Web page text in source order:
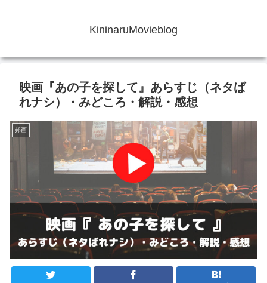
KininaruMovieblog
映画『あの子を探して』あらすじ（ネタば
れナシ）・みどころ・解説・感想
邦画